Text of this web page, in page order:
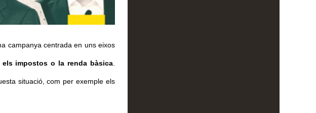
campanya centrada en uns eixos
impostos o la renda bàsica.
situació, com per exemple els